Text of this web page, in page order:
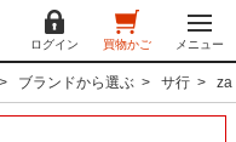
ログイン 買物かご メニュー
ブランドから選ぶ サ行